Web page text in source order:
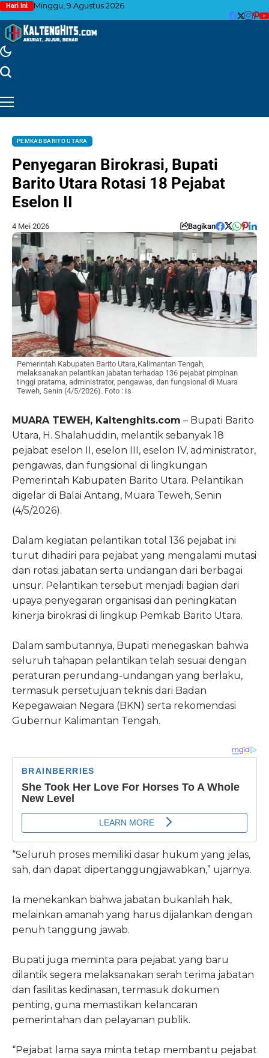
Hari Ini Minggu, 9 Agustus 2026
PEMKAB BARITO UTARA
Penyegaran Birokrasi, Bupati
Barito Utara Rotasi 18 Pejabat
Eselon II
4 Mei 2026 Bagikan
Pemerintah Kabupaten Barito Utara,Kalimantan Tengah,
melaksanakan pelantikan jabatan terhadap 136 pejabat pimpinan
tinggi pratama, administrator, pengawas, dan fungsional di Muara
Teweh, Senin (4/5/2026). Foto : Is
MUARA TEWEH, Kaltenghits.com – Bupati Barito
Utara, H. Shalahuddin, melantik sebanyak 18
pejabat eselon II, eselon III, eselon IV, administrator,
pengawas, dan fungsional di lingkungan
Pemerintah Kabupaten Barito Utara. Pelantikan
digelar di Balai Antang, Muara Teweh, Senin
(4/5/2026).
Dalam kegiatan pelantikan total 136 pejabat ini
turut dihadiri para pejabat yang mengalami mutasi
dan rotasi jabatan serta undangan dari berbagai
unsur. Pelantikan tersebut menjadi bagian dari
upaya penyegaran organisasi dan peningkatan
kinerja birokrasi di lingkup Pemkab Barito Utara.
Dalam sambutannya, Bupati menegaskan bahwa
seluruh tahapan pelantikan telah sesuai dengan
peraturan perundang-undangan yang berlaku,
termasuk persetujuan teknis dari Badan
Kepegawaian Negara (BKN) serta rekomendasi
Gubernur Kalimantan Tengah.
“Seluruh proses memiliki dasar hukum yang jelas,
sah, dan dapat dipertanggungjawabkan,” ujarnya.
Ia menekankan bahwa jabatan bukanlah hak,
melainkan amanah yang harus dijalankan dengan
penuh tanggung jawab.
Bupati juga meminta para pejabat yang baru
dilantik segera melaksanakan serah terima jabatan
dan fasilitas kedinasan, termasuk dokumen
penting, guna memastikan kelancaran
pemerintahan dan pelayanan publik.
“Pejabat lama saya minta tetap membantu pejabat